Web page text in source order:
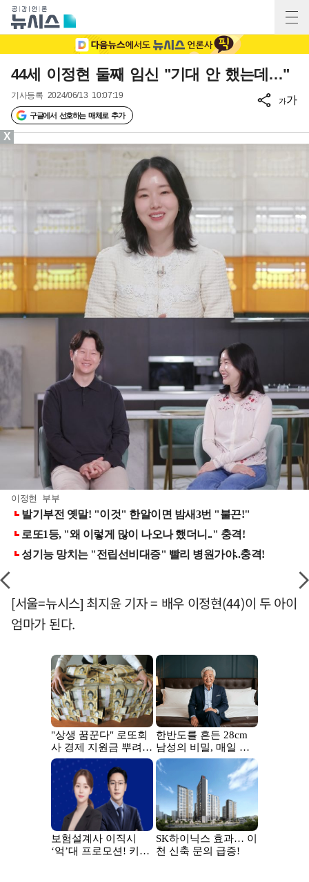
44세 이정현 둘째 임신 "기대 안 했는데…"
기사등록 2024/06/13 10:07:19
구글에서 선호하는 매체로 추가
가가
이정현 부부
[서울=뉴시스] 최지윤 기자 = 배우 이정현(44)이 두 아이
엄마가 된다.
X